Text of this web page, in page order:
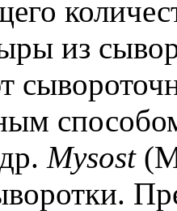
из
Mysost